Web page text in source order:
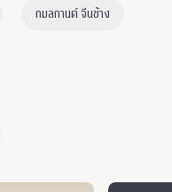
กมลกานต์ จีนช้าง